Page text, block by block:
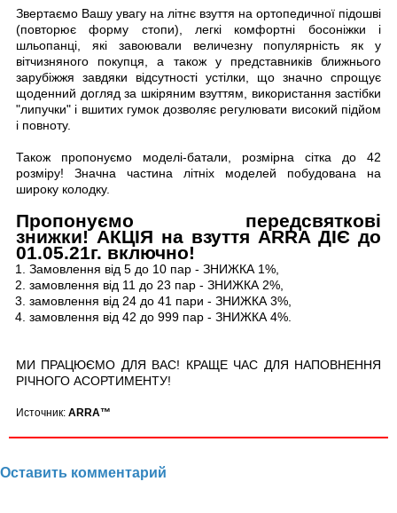
Звертаємо Вашу увагу на літнє взуття на ортопедичної підошві
(повторює форму стопи), легкі комфортні босоніжки і
шльопанці, які завоювали величезну популярність як у
вітчизняного покупця, а також у представників ближнього
зарубіжжя завдяки відсутності устілки, що значно спрощує
щоденний догляд за шкіряним взуттям, використання застібки
"липучки" і вшитих гумок дозволяє регулювати високий підйом
і повноту.
Також пропонуємо моделі-батали, розмірна сітка до 42
розміру! Значна частина літніх моделей побудована на
широку колодку.
Пропонуємо передсвяткові
знижки! АКЦІЯ на взуття ARRA ДІЄ до
01.05.21г. включно!
Замовлення від 5 до 10 пар - ЗНИЖКА 1%,
замовлення від 11 до 23 пар - ЗНИЖКА 2%,
замовлення від 24 до 41 пари - ЗНИЖКА 3%,
замовлення від 42 до 999 пар - ЗНИЖКА 4%.
МИ ПРАЦЮЄМО ДЛЯ ВАС! КРАЩЕ ЧАС ДЛЯ НАПОВНЕННЯ
РІЧНОГО АСОРТИМЕНТУ!
Источник: ARRA™
Оставить комментарий